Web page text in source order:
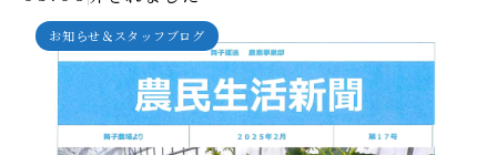
お知らせ＆スタッフブログ